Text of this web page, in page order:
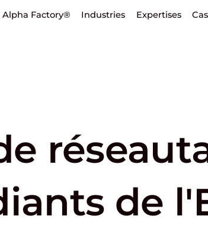
Alpha Factory® Industries Expertises
de